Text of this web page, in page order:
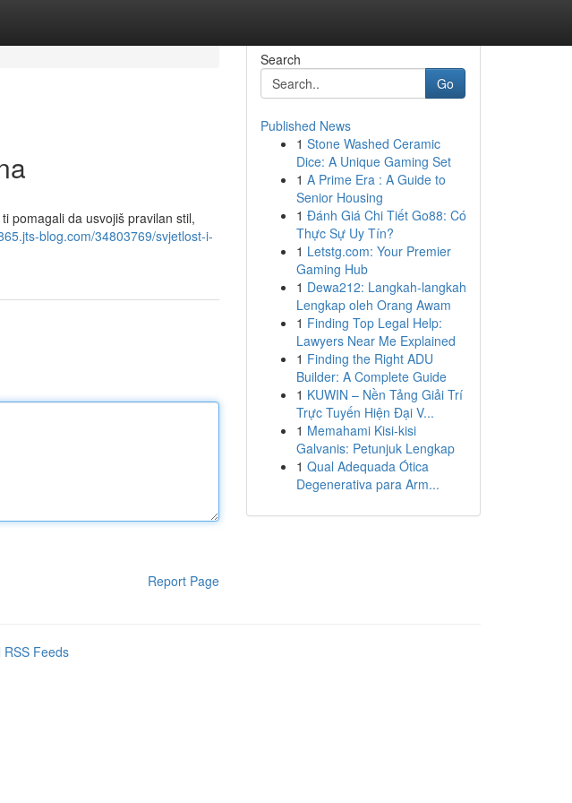
pomagali da usvojiš pravilan stil,
blog.com/34803769/svjetlost-i-
Report Page
Search
Go
Published News
1 Stone Washed Ceramic
Dice: A Unique Gaming Set
1 A Prime Era : A Guide to
Senior Housing
1 Đánh Giá Chi Tiết Go88: Có
Thực Sự Uy Tín?
1 Letstg.com: Your Premier
Gaming Hub
1 Dewa212: Langkah-langkah
Lengkap oleh Orang Awam
1 Finding Top Legal Help:
Lawyers Near Me Explained
1 Finding the Right ADU
Builder: A Complete Guide
1 KUWIN – Nền Tảng Giải Trí
Trực Tuyến Hiện Đại V...
1 Memahami Kisi-kisi
Galvanis: Petunjuk Lengkap
1 Qual Adequada Ótica
Degenerativa para Arm...
RSS Feeds